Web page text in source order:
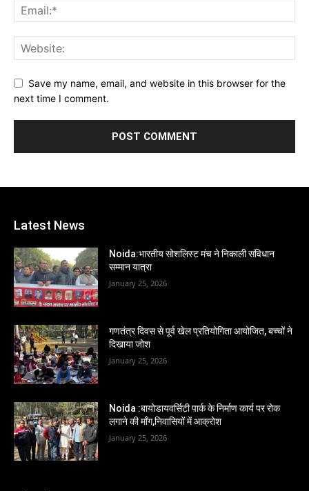
Save my name, email, and website in this browser for the
next time I comment.
Latest News
Noida:भारतीय सोशलिस्ट मंच ने निकाली संविधान
सम्मान यात्रा
January 25, 2026
गणतंत्र दिवस से पूर्व खेल प्रतियोगिता आयोजित, बच्चों ने
दिखाया जोश
January 25, 2026
Noida :बायोडायवर्सिटी पार्क के निर्माण कार्य पर रोक
लगाने की माँग,निवासियों में आक्रोश
January 25, 2026